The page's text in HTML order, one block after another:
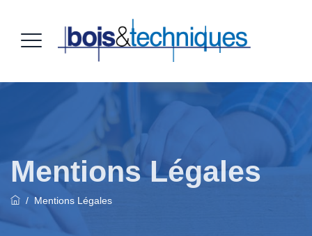
Mentions Légales
/ Mentions Légales